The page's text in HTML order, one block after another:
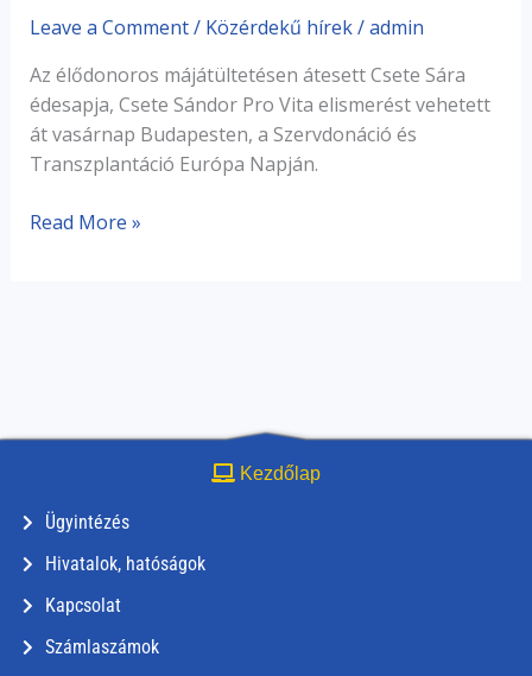
Leave a Comment/ Közérdekű hírek/admin
Az élődonoros májátültetésen átesett Csete Sára
édesapja, Csete Sándor Pro Vita elismerést vehetett
át vasárnap Budapesten, a Szervdonáció és
Transzplantáció Európa Napján.
Vita
életmentésért
Read More »
Kezdőlap
Ügyintézés
Hivatalok, hatóságok
Kapcsolat
Számlaszámok